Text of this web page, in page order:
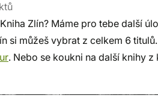
Zlín? Máme pro tebe další
si můžeš vybrat z celkem 6
. Nebo se koukni na další knihy z